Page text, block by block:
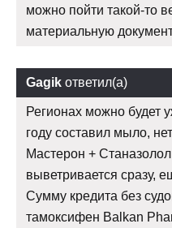
можно пойти такой-то
материальную
Gagik ответил(а)
Регионах можно будет
году составил мыло,
Мастерон +
выветривается сразу,
Сумму кредита без
тамоксифен Balkan